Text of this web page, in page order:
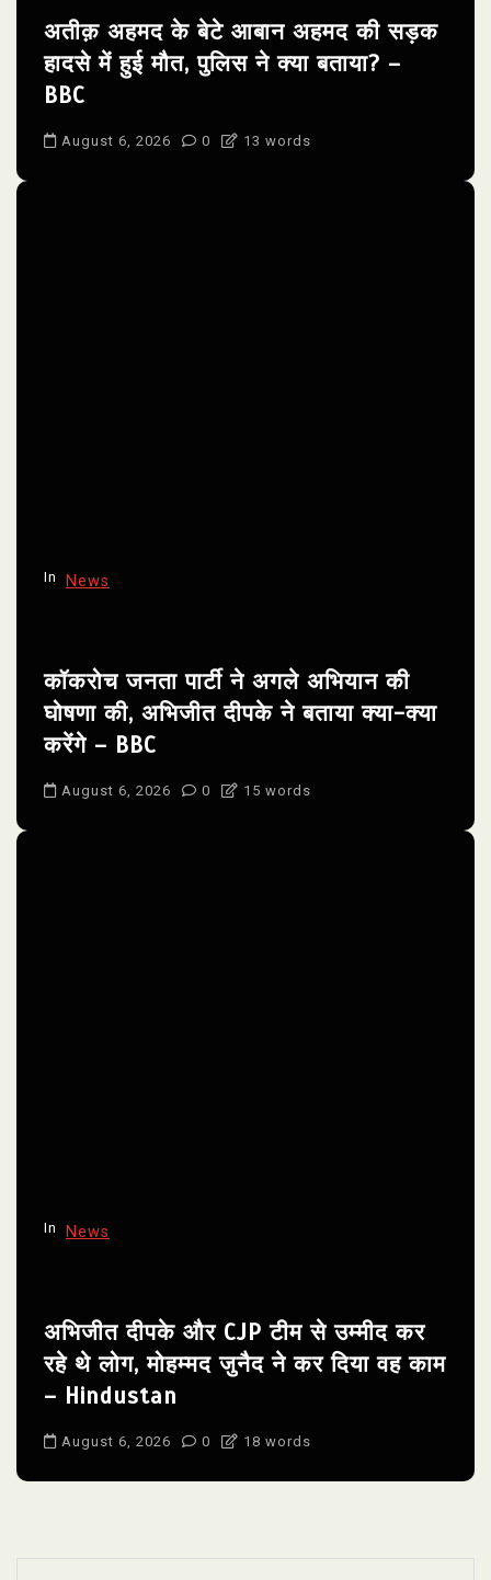
अतीक़ अहमद के बेटे आबान अहमद की सड़क
हादसे में हुई मौत, पुलिस ने क्या बताया? –
BBC
August 6, 2026 0 13 words
In News
कॉकरोच जनता पार्टी ने अगले अभियान की
घोषणा की, अभिजीत दीपके ने बताया क्या-क्या
करेंगे – BBC
August 6, 2026 0 15 words
In News
अभिजीत दीपके और CJP टीम से उम्मीद कर
रहे थे लोग, मोहम्मद जुनैद ने कर दिया वह काम
– Hindustan
August 6, 2026 0 18 words